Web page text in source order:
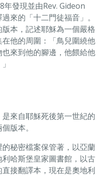
發現並由Rev. Gideon
來的「十二門徒福音」。
本，記述耶穌為一個嚴格
他的周圍：「鳥兒圍繞他
來到他的腳邊，他餵給他
來自耶穌死後第一世紀的
版本。
秘密檔案保管著，以亞蘭
哈斯堡皇家圖書館，以古
接翻譯本，現在是奧地利